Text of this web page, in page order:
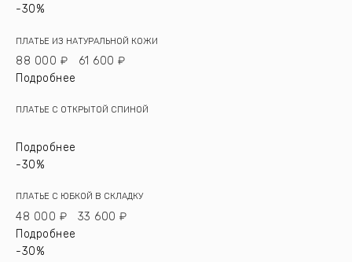
-30%
ПЛАТЬЕ ИЗ НАТУРАЛЬНОЙ КОЖИ
88 000 ₽
61 600 ₽
Подробнее
ПЛАТЬЕ С ОТКРЫТОЙ СПИНОЙ
Подробнее
-30%
ПЛАТЬЕ С ЮБКОЙ В СКЛАДКУ
48 000 ₽
33 600 ₽
Подробнее
-30%